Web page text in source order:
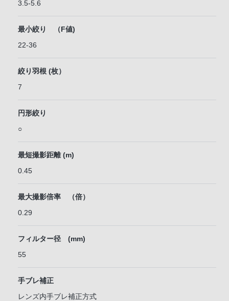
3.5-5.6
最小絞り （F値)
22-36
絞り羽根 (枚）
7
円形絞り
○
最短撮影距離 (m)
0.45
最大撮影倍率 （倍）
0.29
フィルター径 (mm)
55
手ブレ補正
レンズ内手ブレ補正方式